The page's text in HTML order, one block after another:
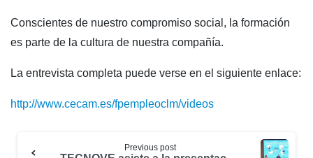
Conscientes de nuestro compromiso social, la formación
es parte de la cultura de nuestra compañía.
La entrevista completa puede verse en el siguiente enlace:
http://www.cecam.es/fpempleoclm/videos
Previous post